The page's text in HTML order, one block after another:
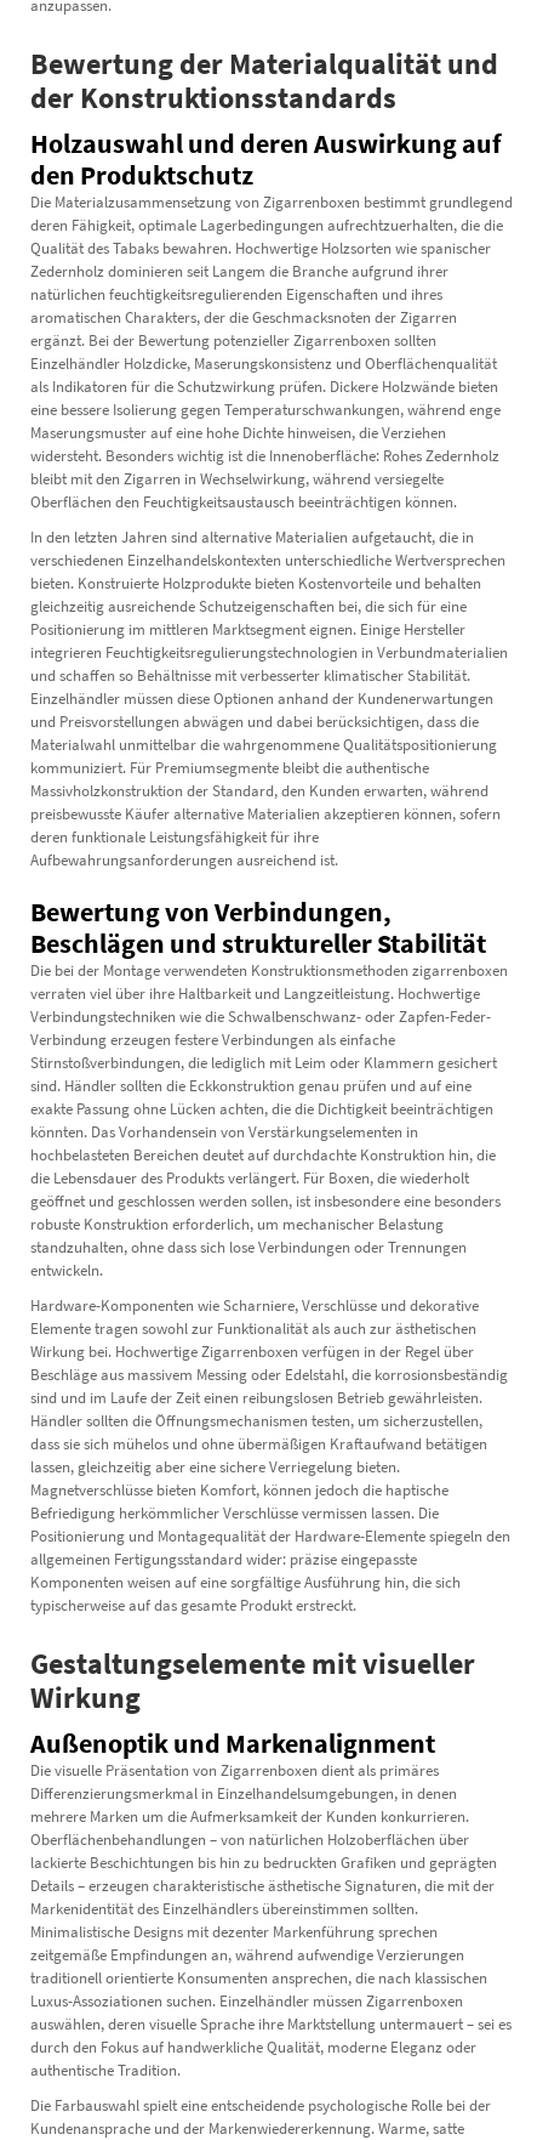
anzupassen.
Bewertung der Materialqualität und
der Konstruktionsstandards
Holzauswahl und deren Auswirkung auf
den Produktschutz
Die Materialzusammensetzung von Zigarrenboxen bestimmt grundlegend
deren Fähigkeit, optimale Lagerbedingungen aufrechtzuerhalten, die die
Qualität des Tabaks bewahren. Hochwertige Holzsorten wie spanischer
Zedernholz dominieren seit Langem die Branche aufgrund ihrer
natürlichen feuchtigkeitsregulierenden Eigenschaften und ihres
aromatischen Charakters, der die Geschmacksnoten der Zigarren
ergänzt. Bei der Bewertung potenzieller Zigarrenboxen sollten
Einzelhändler Holzdicke, Maserungskonsistenz und Oberflächenqualität
als Indikatoren für die Schutzwirkung prüfen. Dickere Holzwände bieten
eine bessere Isolierung gegen Temperaturschwankungen, während enge
Maserungsmuster auf eine hohe Dichte hinweisen, die Verziehen
widersteht. Besonders wichtig ist die Innenoberfläche: Rohes Zedernholz
bleibt mit den Zigarren in Wechselwirkung, während versiegelte
Oberflächen den Feuchtigkeitsaustausch beeinträchtigen können.
In den letzten Jahren sind alternative Materialien aufgetaucht, die in
verschiedenen Einzelhandelskontexten unterschiedliche Wertversprechen
bieten. Konstruierte Holzprodukte bieten Kostenvorteile und behalten
gleichzeitig ausreichende Schutzeigenschaften bei, die sich für eine
Positionierung im mittleren Marktsegment eignen. Einige Hersteller
integrieren Feuchtigkeitsregulierungstechnologien in Verbundmaterialien
und schaffen so Behältnisse mit verbesserter klimatischer Stabilität.
Einzelhändler müssen diese Optionen anhand der Kundenerwartungen
und Preisvorstellungen abwägen und dabei berücksichtigen, dass die
Materialwahl unmittelbar die wahrgenommene Qualitätspositionierung
kommuniziert. Für Premiumsegmente bleibt die authentische
Massivholzkonstruktion der Standard, den Kunden erwarten, während
preisbewusste Käufer alternative Materialien akzeptieren können, sofern
deren funktionale Leistungsfähigkeit für ihre
Aufbewahrungsanforderungen ausreichend ist.
Bewertung von Verbindungen,
Beschlägen und struktureller Stabilität
Die bei der Montage verwendeten Konstruktionsmethoden zigarrenboxen
verraten viel über ihre Haltbarkeit und Langzeitleistung. Hochwertige
Verbindungstechniken wie die Schwalbenschwanz- oder Zapfen-Feder-
Verbindung erzeugen festere Verbindungen als einfache
Stirnstoßverbindungen, die lediglich mit Leim oder Klammern gesichert
sind. Händler sollten die Eckkonstruktion genau prüfen und auf eine
exakte Passung ohne Lücken achten, die die Dichtigkeit beeinträchtigen
könnten. Das Vorhandensein von Verstärkungselementen in
hochbelasteten Bereichen deutet auf durchdachte Konstruktion hin, die
die Lebensdauer des Produkts verlängert. Für Boxen, die wiederholt
geöffnet und geschlossen werden sollen, ist insbesondere eine besonders
robuste Konstruktion erforderlich, um mechanischer Belastung
standzuhalten, ohne dass sich lose Verbindungen oder Trennungen
entwickeln.
Hardware-Komponenten wie Scharniere, Verschlüsse und dekorative
Elemente tragen sowohl zur Funktionalität als auch zur ästhetischen
Wirkung bei. Hochwertige Zigarrenboxen verfügen in der Regel über
Beschläge aus massivem Messing oder Edelstahl, die korrosionsbeständig
sind und im Laufe der Zeit einen reibungslosen Betrieb gewährleisten.
Händler sollten die Öffnungsmechanismen testen, um sicherzustellen,
dass sie sich mühelos und ohne übermäßigen Kraftaufwand betätigen
lassen, gleichzeitig aber eine sichere Verriegelung bieten.
Magnetverschlüsse bieten Komfort, können jedoch die haptische
Befriedigung herkömmlicher Verschlüsse vermissen lassen. Die
Positionierung und Montagequalität der Hardware-Elemente spiegeln den
allgemeinen Fertigungsstandard wider: präzise eingepasste
Komponenten weisen auf eine sorgfältige Ausführung hin, die sich
typischerweise auf das gesamte Produkt erstreckt.
Gestaltungselemente mit visueller
Wirkung
Außenoptik und Markenalignment
Die visuelle Präsentation von Zigarrenboxen dient als primäres
Differenzierungsmerkmal in Einzelhandelsumgebungen, in denen
mehrere Marken um die Aufmerksamkeit der Kunden konkurrieren.
Oberflächenbehandlungen – von natürlichen Holzoberflächen über
lackierte Beschichtungen bis hin zu bedruckten Grafiken und geprägten
Details – erzeugen charakteristische ästhetische Signaturen, die mit der
Markenidentität des Einzelhändlers übereinstimmen sollten.
Minimalistische Designs mit dezenter Markenführung sprechen
zeitgemäße Empfindungen an, während aufwendige Verzierungen
traditionell orientierte Konsumenten ansprechen, die nach klassischen
Luxus-Assoziationen suchen. Einzelhändler müssen Zigarrenboxen
auswählen, deren visuelle Sprache ihre Marktstellung untermauert – sei es
durch den Fokus auf handwerkliche Qualität, moderne Eleganz oder
authentische Tradition.
Die Farbauswahl spielt eine entscheidende psychologische Rolle bei der
Kundenansprache und der Markenwiedererkennung. Warme, satte